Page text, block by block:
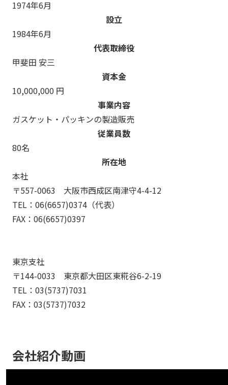
1974年6月
設立
1984年6月
代表取締役
甲斐田 安三
資本金
10,000,000 円
事業内容
ガスケット・パッキンの製造販売
従業員数
80名
所在地
本社
〒557-0063 大阪市西成区南津守4-4-12
TEL： 06(6657)0374 （代表）
FAX：06(6657)0397
東京支社
〒144-0033 東京都大田区東糀谷6-2-19
TEL： 03(5737)7031
FAX：03(5737)7032
会社紹介動画